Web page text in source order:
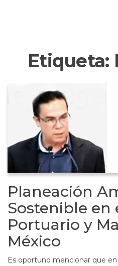
Etiqueta:
Planeación
Sostenible en
Portuario y
México
Es oportuno mencionar que en